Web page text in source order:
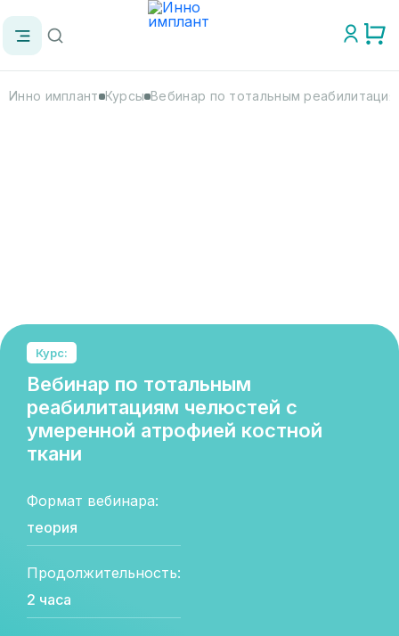
Инно имплант Курсы Вебинар по тотальным
Курс:
Вебинар по тотальным
реабилитациям челюстей с
умеренной атрофией костной
ткани
Формат вебинара:
теория
Продолжительность:
2 часа